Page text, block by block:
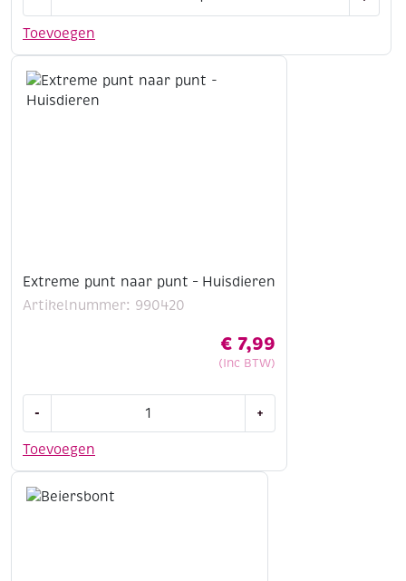
Toevoegen
punt
punt
-
Dieren
Extreme punt naar punt – Huisdieren
Artikelnummer: 990420
€ 7,99
(Inc BTW)
Toevoegen
-
naar
Huisdieren
+